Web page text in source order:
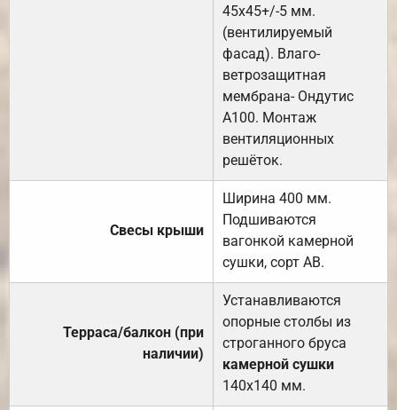
45х45+/-5 мм.
(вентилируемый
фасад). Влаго-
ветрозащитная
мембрана- Ондутис
А100. Монтаж
вентиляционных
решёток.
Свесы крыши
Ширина 400 мм.
Подшиваются
вагонкой камерной
сушки, сорт АВ.
Терраса/балкон (при
наличии)
Устанавливаются
опорные столбы из
строганного бруса
камерной сушки
140х140 мм.